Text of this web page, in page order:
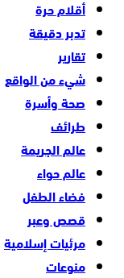
أقلام حرة
تدبر دقيقة
تقارير
شيء من الواقع
صحة وأسرة
طرائف
عالم الجريمة
عالم حواء
فضاء الطفل
قصص وعبر
مرئيات إسلامية
منوعات